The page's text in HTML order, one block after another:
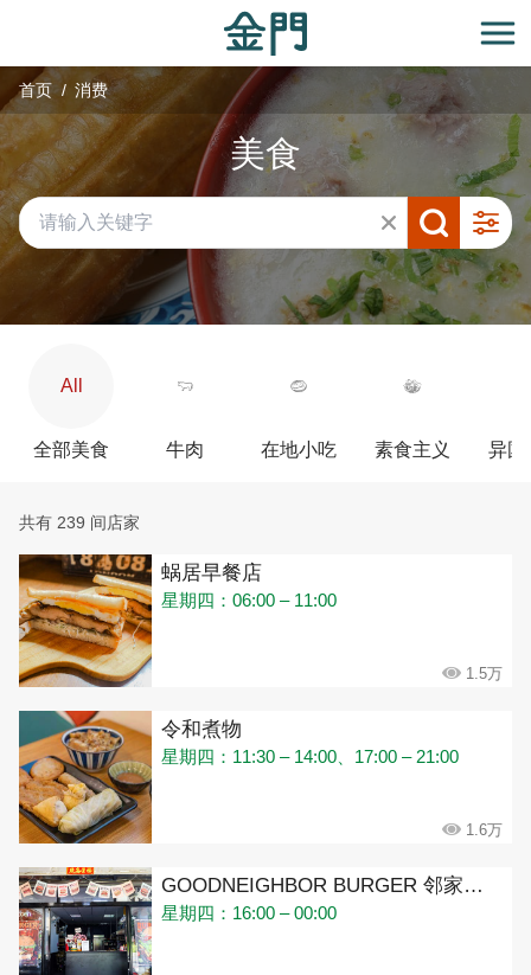
主
要
内
容
区
块
开
首页 消费
美食
All
全部美食 牛肉 在地小吃 素食主义 异国
共有 239 间店家
蜗居早餐店
星期四：06:00 – 11:00
1.5万
令和煮物
星期四：11:30 – 14:00、17:00 – 21:00
1.6万
GOODNEIGHBOR BURGER 邻家美式汉堡
星期四：16:00 – 00:00